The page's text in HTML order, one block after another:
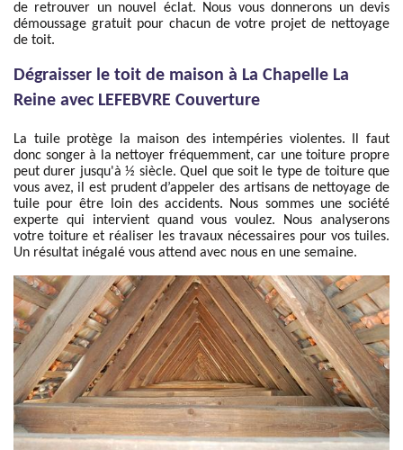
de retrouver un nouvel éclat. Nous vous donnerons un devis
démoussage gratuit pour chacun de votre projet de nettoyage
de toit.
Dégraisser le toit de maison à La Chapelle La
Reine avec LEFEBVRE Couverture
La tuile protège la maison des intempéries violentes. Il faut
donc songer à la nettoyer fréquemment, car une toiture propre
peut durer jusqu'à ½ siècle. Quel que soit le type de toiture que
vous avez, il est prudent d’appeler des artisans de nettoyage de
tuile pour être loin des accidents. Nous sommes une société
experte qui intervient quand vous voulez. Nous analyserons
votre toiture et réaliser les travaux nécessaires pour vos tuiles.
Un résultat inégalé vous attend avec nous en une semaine.